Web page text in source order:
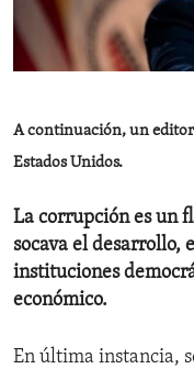
ENVIRONMENT AND
IDEALS AND
A continuación, un
Estados Unidos.
La corrupción es un
socava el desarrollo,
instituciones
económico.
En última instancia,